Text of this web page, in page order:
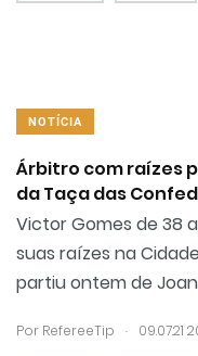
NOTÍCIA
Árbitro com raízes
da Taça das
Victor Gomes de 38
suas raízes na
partiu ontem de
Por RefereeTip . 09.07.21